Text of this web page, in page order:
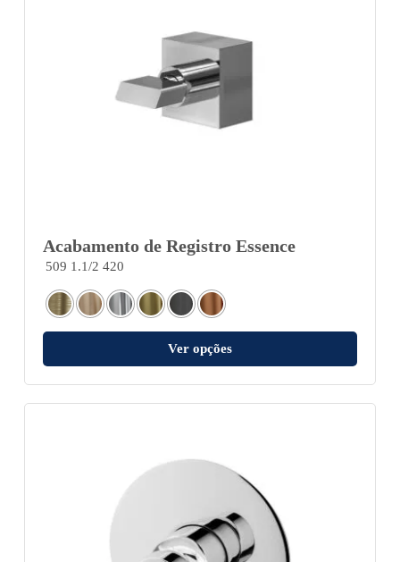
Acabamento de Registro Essence
509 1.1/2 420
Ver opções